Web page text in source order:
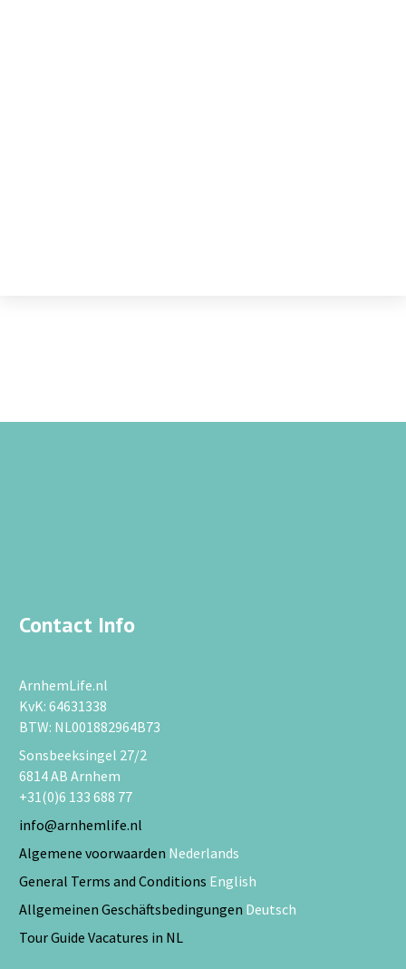
Contact Info
ArnhemLife.nl
KvK: 64631338
BTW: NL001882964B73
Sonsbeeksingel 27/2
6814 AB Arnhem
+31(0)6 133 688 77
info@arnhemlife.nl
Algemene voorwaarden Nederlands
General Terms and Conditions English
Allgemeinen Geschäftsbedingungen Deutsch
Tour Guide Vacatures in NL